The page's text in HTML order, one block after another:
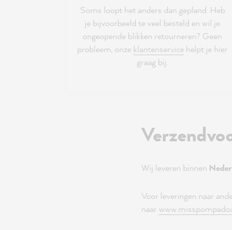
Soms loopt het anders dan gepland. Heb
je bijvoorbeeld te veel besteld en wil je
ongeopende blikken retourneren? Geen
probleem, onze klantenservice helpt je hier
graag bij.
Wij leveren binnen
Voor leveringen naar
naar